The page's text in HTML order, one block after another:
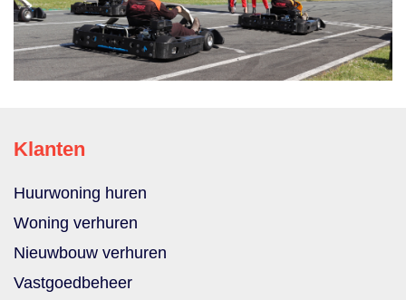
Klanten
Huurwoning huren
Woning verhuren
Nieuwbouw verhuren
Vastgoedbeheer